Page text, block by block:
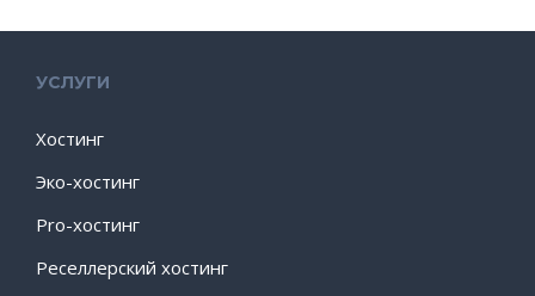
УСЛУГИ
Хостинг
Эко-хостинг
Pro-хостинг
Реселлерский хостинг